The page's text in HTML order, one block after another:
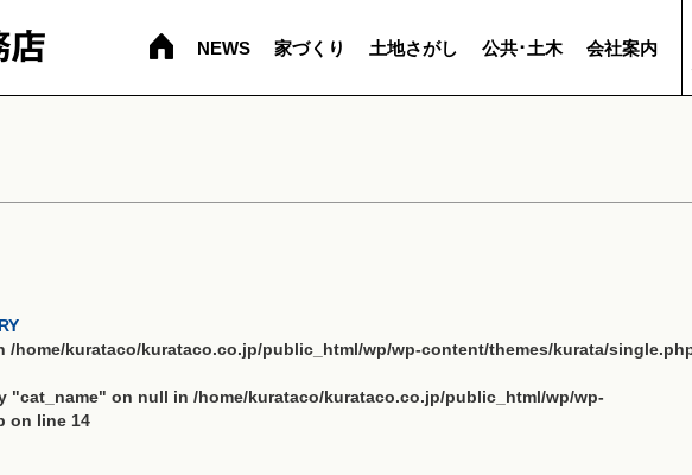
NEWS 家づくり 土地さがし 公共･土木 会社案内
/home/kurataco/kurataco.co.jp/public_html/wp/wp-content/themes/kurata/
"cat_name" on null in /home/kurataco/kurataco.co.jp/public_html/wp/wp-
on line 14